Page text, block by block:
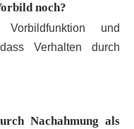
noch?
und
Verhalten durch
Nachahmung als